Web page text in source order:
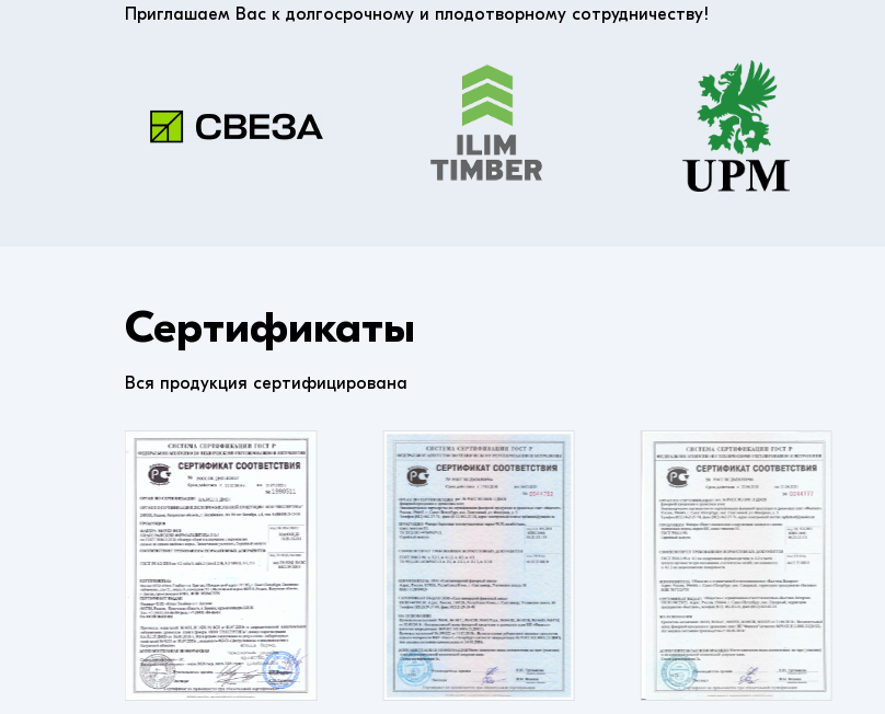
Приглашаем Вас к долгосрочному и плодотворному сотрудничеству!
Сертификаты
Вся продукция сертифицирована